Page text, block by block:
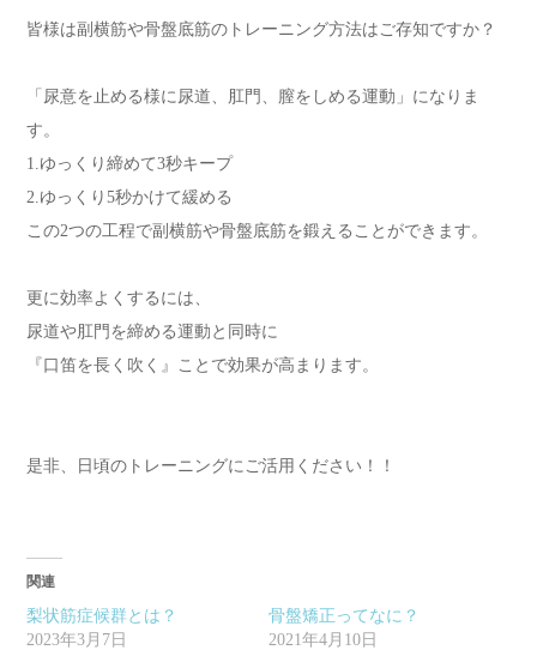
皆様は副横筋や骨盤底筋のトレーニング方法はご存知ですか？
「尿意を止める様に尿道、肛門、膣をしめる運動」になりま
す。
1.ゆっくり締めて3秒キープ
2.ゆっくり5秒かけて緩める
この2つの工程で副横筋や骨盤底筋を鍛えることができます。
更に効率よくするには、
尿道や肛門を締める運動と同時に
『口笛を長く吹く』ことで効果が高まります。
是非、日頃のトレーニングにご活用ください！！
関連
梨状筋症候群とは？
2023年3月7日
骨盤矯正ってなに？
2021年4月10日